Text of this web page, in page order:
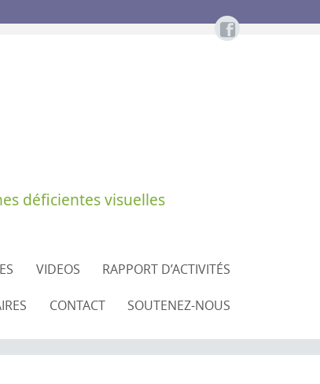
déficientes visuelles
VIDEOS RAPPORT D’ACTIVITÉS
CONTACT SOUTENEZ-NOUS